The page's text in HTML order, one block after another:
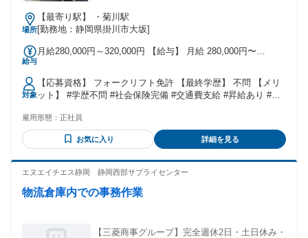
場所
【最寄り駅】 ・菊川駅
[勤務地：静岡県掛川市大坂]
給与
月給280,000円～320,000円 【給与】 月給 280,000円〜
※入社後は、評価制度に準じて昇給します。
対象
【応募資格】 フォークリフト免許 【最終学歴】 不問 【メリ
ット】 #学歴不問 #社会保険完備 #交通費支給 #昇給あり #賞
雇用形態： 正社員
お気に入り 詳細を見る
エヌエイチエス静岡 静岡西部サプライセンター
物流倉庫内での事務作業
【三菱商事グループ】完全週休2日・土日休み・